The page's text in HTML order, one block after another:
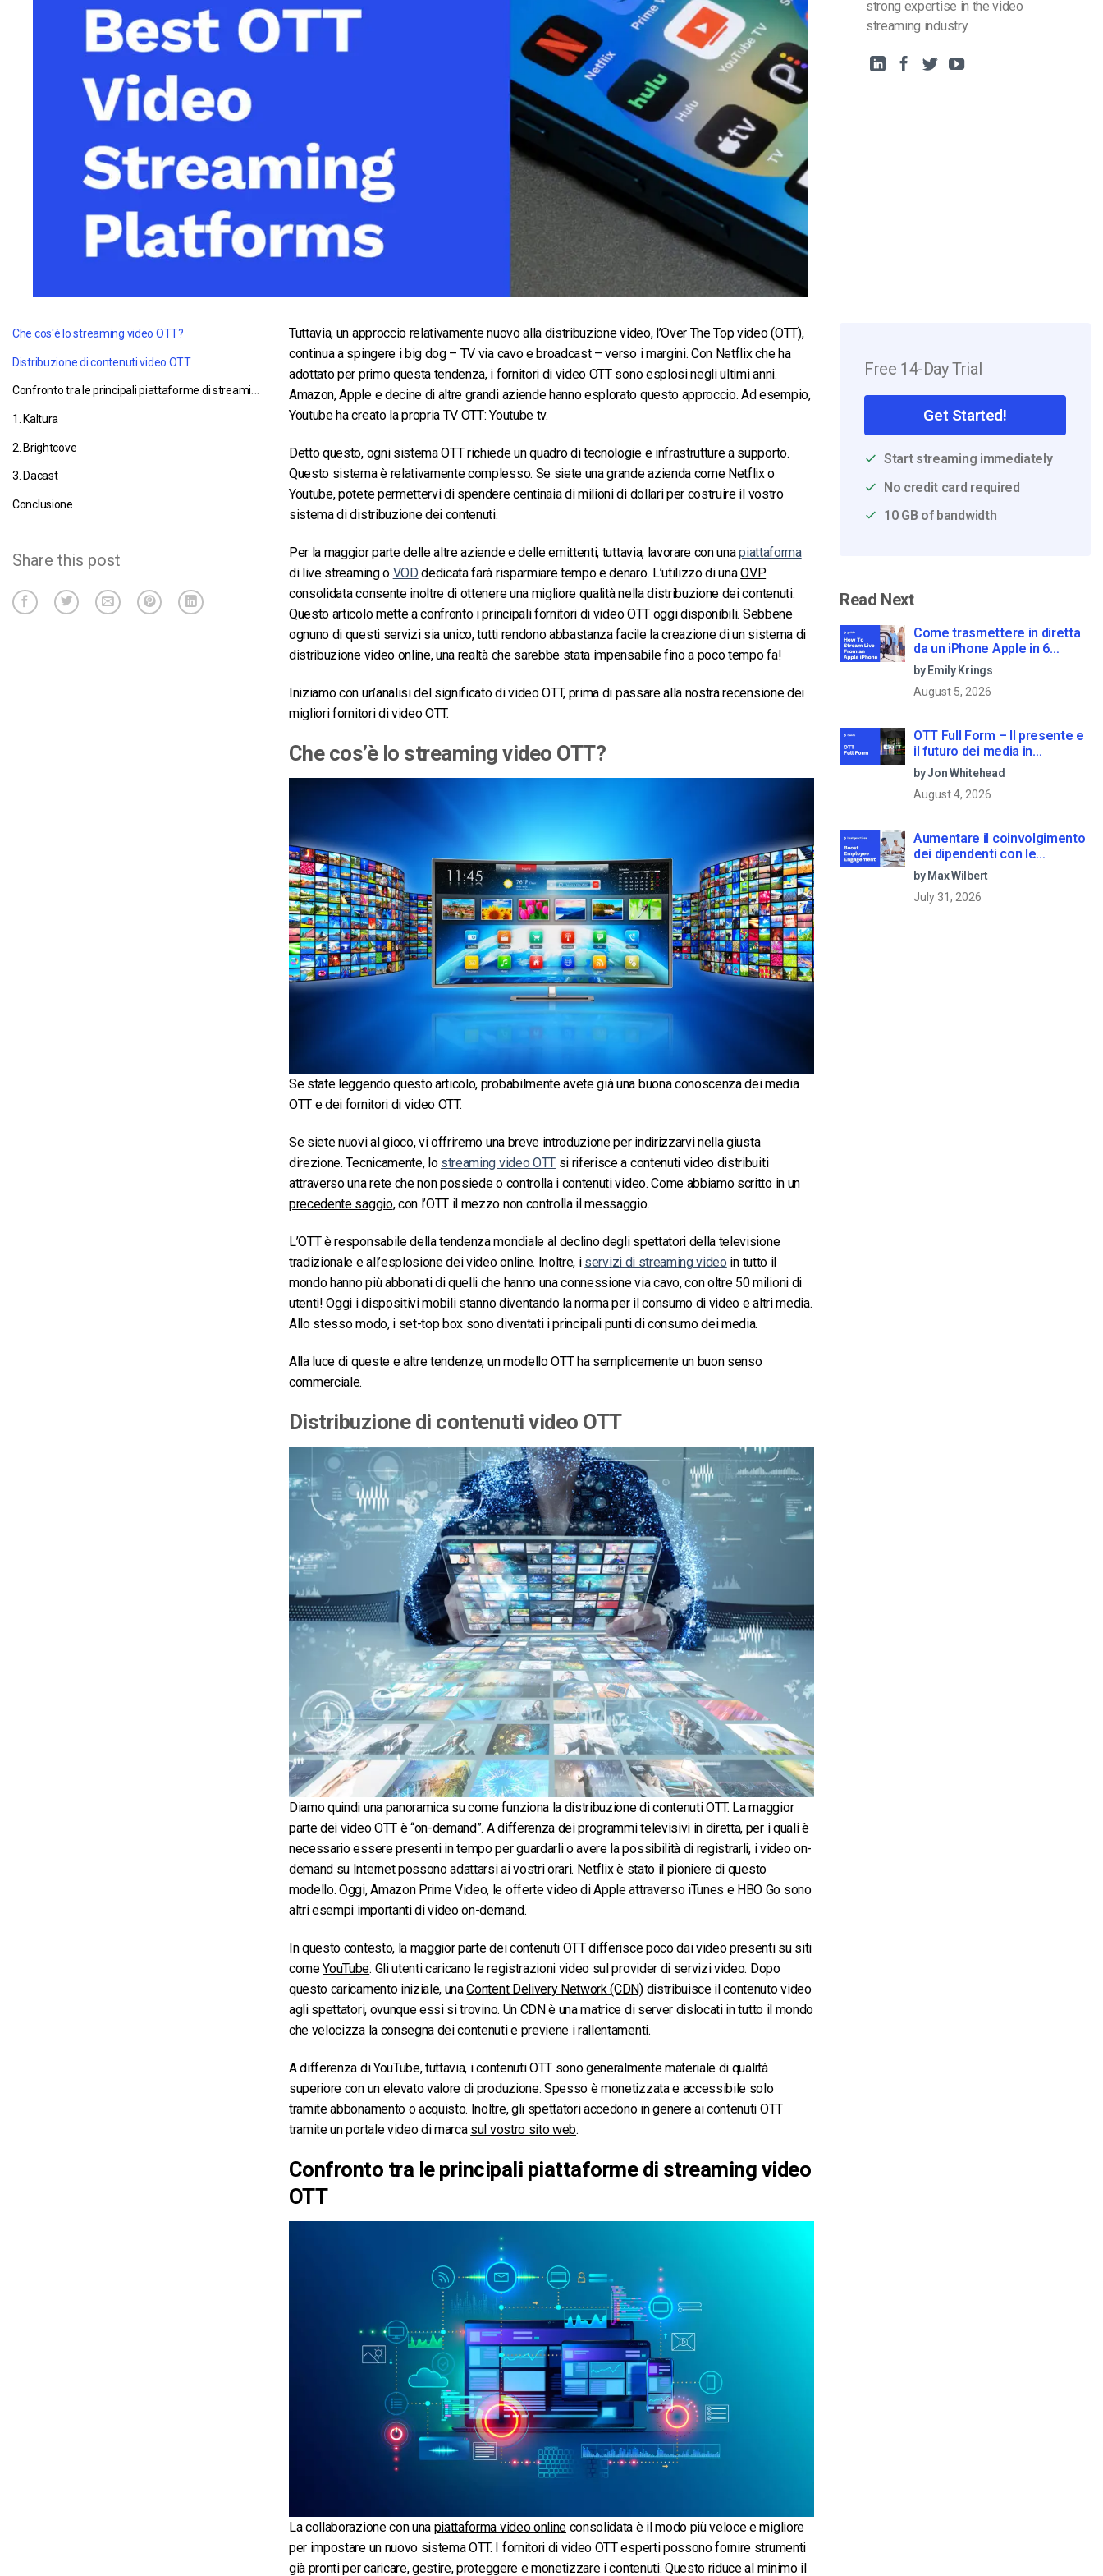
Video CMS
Privacy e Sicurezza
Monetizzazione Video
strong expertise in the video
streaming industry.
Che cos'è lo streaming video OTT?
Distribuzione di contenuti video OTT
Confronto tra le principali piattaforme di streaming video OTT
1. Kaltura
2. Brightcove
3. Dacast
Conclusione
Share this post
Tuttavia, un approccio relativamente nuovo alla distribuzione video, l’Over The Top video (OTT),
continua a spingere i big dog – TV via cavo e broadcast – verso i margini. Con Netflix che ha
adottato per primo questa tendenza, i fornitori di video OTT sono esplosi negli ultimi anni.
Amazon, Apple e decine di altre grandi aziende hanno esplorato questo approccio. Ad esempio,
Youtube ha creato la propria TV OTT:Youtube tv.
Detto questo, ogni sistema OTT richiede un quadro di tecnologie e infrastrutture a supporto.
Questo sistema è relativamente complesso. Se siete una grande azienda come Netflix o
Youtube, potete permettervi di spendere centinaia di milioni di dollari per costruire il vostro
sistema di distribuzione dei contenuti.
Per la maggior parte delle altre aziende e delle emittenti, tuttavia, lavorare con unapiattaforma
di live streaming o VOD dedicata farà risparmiare tempo e denaro. L’utilizzo di unaOVP
consolidata consente inoltre di ottenere una migliore qualità nella distribuzione dei contenuti.
Questo articolo mette a confronto i principali fornitori di video OTT oggi disponibili. Sebbene
ognuno di questi servizi sia unico, tutti rendono abbastanza facile la creazione di un sistema di
distribuzione video online, una realtà che sarebbe stata impensabile fino a poco tempo fa!
Iniziamo con un’analisi del significato di video OTT, prima di passare alla nostra recensione dei
migliori fornitori di video OTT.
Che cos’è lo streaming video OTT?
Se state leggendo questo articolo, probabilmente avete già una buona conoscenza dei media
OTT e dei fornitori di video OTT.
Se siete nuovi al gioco, vi offriremo una breve introduzione per indirizzarvi nella giusta
direzione. Tecnicamente, lo streaming video OTTsi riferisce a contenuti video distribuiti
attraverso una rete che non possiede o controlla i contenuti video. Come abbiamo scritto in un
precedente saggio, con l’OTT il mezzo non controlla il messaggio.
L’OTT è responsabile della tendenza mondiale al declino degli spettatori della televisione
tradizionale e all’esplosione dei video online. Inoltre, i servizi di streaming video in tutto il
mondo hanno più abbonati di quelli che hanno una connessione via cavo, con oltre 50 milioni di
utenti! Oggi i dispositivi mobili stanno diventando la norma per il consumo di video e altri media.
Allo stesso modo, i set-top box sono diventati i principali punti di consumo dei media.
Alla luce di queste e altre tendenze, un modello OTT ha semplicemente un buon senso
commerciale.
Distribuzione di contenuti video OTT
Diamo quindi una panoramica su come funziona la distribuzione di contenuti OTT. La maggior
parte dei video OTT è “on-demand”. A differenza dei programmi televisivi in diretta, per i quali è
necessario essere presenti in tempo per guardarli o avere la possibilità di registrarli, i video on-
demand su Internet possono adattarsi ai vostri orari. Netflix è stato il pioniere di questo
modello. Oggi, Amazon Prime Video, le offerte video di Apple attraverso iTunes e HBO Go sono
altri esempi importanti di video on-demand.
In questo contesto, la maggior parte dei contenuti OTT differisce poco dai video presenti su siti
comeYouTube. Gli utenti caricano le registrazioni video sul provider di servizi video. Dopo
questo caricamento iniziale, unaContent Delivery Network (CDN)distribuisce il contenuto video
agli spettatori, ovunque essi si trovino. Un CDN è una matrice di server dislocati in tutto il mondo
che velocizza la consegna dei contenuti e previene i rallentamenti.
A differenza di YouTube, tuttavia, i contenuti OTT sono generalmente materiale di qualità
superiore con un elevato valore di produzione. Spesso è monetizzata e accessibile solo
tramite abbonamento o acquisto. Inoltre, gli spettatori accedono in genere ai contenuti OTT
tramite un portale video di marca sul vostro sito web.
Confronto tra le principali piattaforme di streaming video
OTT
La collaborazione con una piattaforma video online consolidata è il modo più veloce e migliore
per impostare un nuovo sistema OTT. I fornitori di video OTT esperti possono fornire strumenti
già pronti per caricare, gestire, proteggere e monetizzare i contenuti. Questo riduce al minimo il
Free 14-Day Trial
Get Started!
Start streaming immediately
No credit card required
10 GB of bandwidth
Read Next
Come trasmettere in diretta
da un iPhone Apple in 6
semplici passi
by Emily Krings
August 5, 2026
OTT Full Form – Il presente e
il futuro dei media in
streaming
by Jon Whitehead
August 4, 2026
Aumentare il coinvolgimento
dei dipendenti con le
comunicazioni aziendali in
live streaming
by Max Wilbert
July 31, 2026